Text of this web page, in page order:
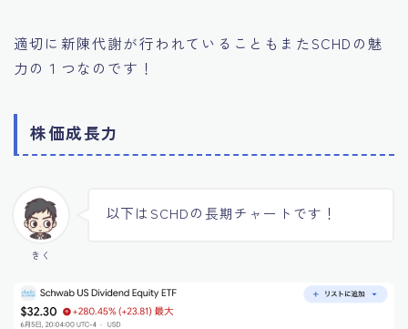
適切に新陳代謝が行われていることもまたSCHDの魅
力の１つなのです！
株価成長力
きく
以下はSCHDの長期チャートです！